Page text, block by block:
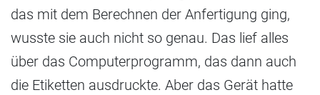
das mit dem Berechnen der Anfertigung ging,
wusste sie auch nicht so genau. Das lief alles
über das Computerprogramm, das dann auch
die Etiketten ausdruckte. Aber das Gerät hatte